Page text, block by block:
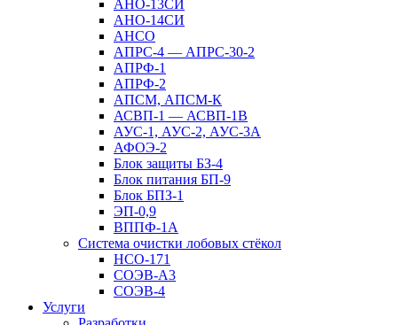
АНО-13СИ
АНО-14СИ
АНСО
АПРС-4 — АПРС-30-2
АПРФ-1
АПРФ-2
АПСМ, АПСМ-К
АСВП-1 — АСВП-1В
АУС-1, АУС-2, АУС-3А
АФОЭ-2
Блок защиты БЗ-4
Блок питания БП-9
Блок БПЗ-1
ЭП-0,9
ВППФ-1А
Система очистки лобовых стёкол
НСО-171
СОЭВ-А3
СОЭВ-4
Услуги